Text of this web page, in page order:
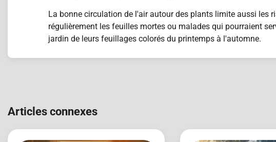
La bonne circulation de l'air autour des plants limite aussi les
régulièrement les feuilles mortes ou malades qui pourraient
jardin de leurs feuillages colorés du printemps à l'automne.
de
Articles connexes